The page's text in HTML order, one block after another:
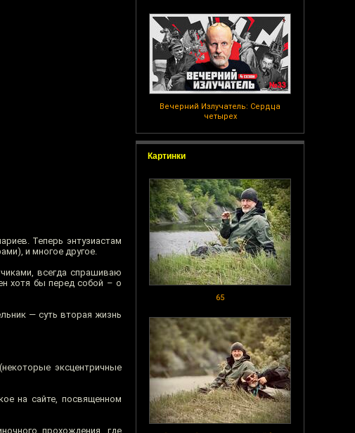
Вечерний Излучатель: Сердца
четырех
Картинки
65
Теперь энтузиастам
и многое другое.
всегда спрашиваю
хотя бы перед собой – о
— суть вторая жизнь
эксцентричные
на сайте, посвященном
прохождения, где